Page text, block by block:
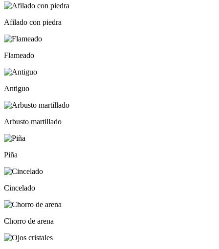
Afilado con piedra
Flameado
Antiguo
Arbusto martillado
Piña
Cincelado
Chorro de arena